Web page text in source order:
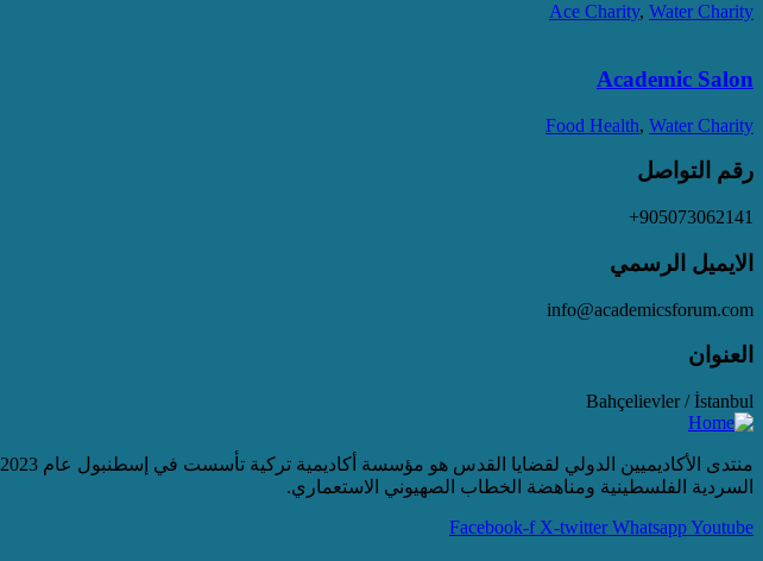
Ace Charity, Water Charity
Academic Salon
Food Health, Water Charity
رقم التواصل
905073062141+
الايميل الرسمي
info@academicsforum.com
العنوان
Bahçelievler / İstanbul
السردية الفلسطينية ومناهضة الخطاب الصهيوني الاستعماري.
Facebook-f X-twitter WhatsappYoutube